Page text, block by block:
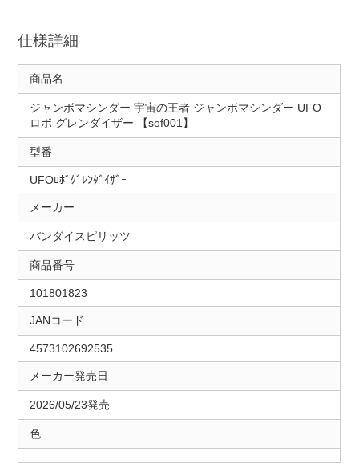
仕様詳細
商品名
ジャンボマシンダー 宇宙の王者 ジャンボマシンダー UFO
ロボ グレンダイザー 【sof001】
型番
UFOﾛﾎﾞｸﾞﾚﾝﾀﾞｲｻﾞｰ
メーカー
バンダイスピリッツ
商品番号
101801823
JANコード
4573102692535
メーカー発売日
2026/05/23発売
色